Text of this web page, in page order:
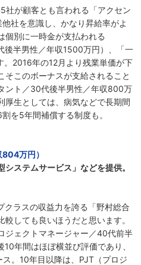
が顧客とも言われる「アクセン
社を意識し、かなり昇給率がよ
個別に一時金が支払われる
後半男性／年収1500万円）、「一
2016年の12月より残業単価が下
このボーナスが支給されること
ント／30代後半男性／年収800万
厚生としては、病気などで長期間
を5年間補償する制度も。
万円）
ステムサービス」などを提供。
クラスの収益力を誇る「野村総合
しても良いほうだと思います。
ジェクトマネージャー／40代前半
年間はほぼ横並び評価であり、
。10年目以降は、PJT（プロジ